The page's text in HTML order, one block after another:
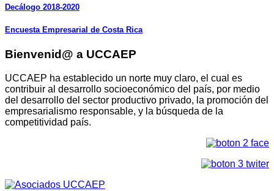
Decálogo 2018-2020
Encuesta Empresarial de Costa Rica
Bienvenid@ a UCCAEP
UCCAEP ha establecido un norte muy claro, el cual es
contribuir al desarrollo socioeconómico del país, por medio
del desarrollo del sector productivo privado, la promoción del
empresarialismo responsable, y la búsqueda de la
competitividad país.